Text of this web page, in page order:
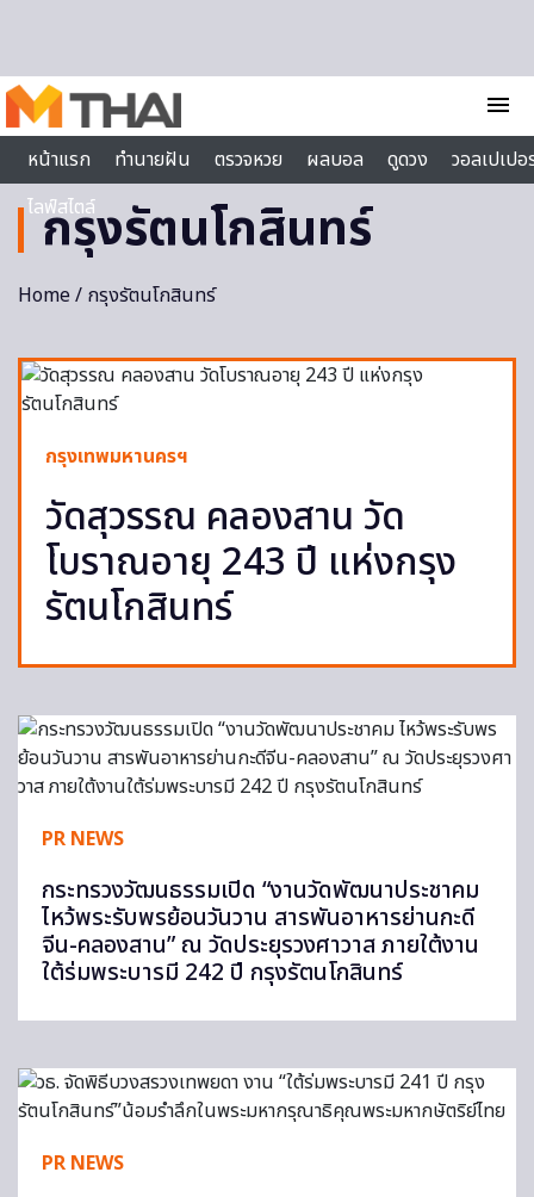
menu
หน้าแรก
ทำนายฝัน ตรวจหวย ผลบอล ดูดวง
วอลเปเป
ไลฟ์สไตล์
กรุงรัตนโกสินทร์
Home/ กรุงรัตนโกสินทร์
กรุงเทพมหานครฯ
วัดสุวรรณ คลองสาน วัด
โบราณอายุ 243 ปี แห่งกรุง
รัตนโกสินทร์
PR NEWS
กระทรวงวัฒนธรรมเปิด “งานวัดพัฒนาประชาคม
ไหว้พระรับพรย้อนวันวาน สารพันอาหารย่านกะดี
จีน-คลองสาน” ณ วัดประยุรวงศาวาส ภายใต้งาน
ใต้ร่มพระบารมี 242 ปี กรุงรัตนโกสินทร์
PR NEWS